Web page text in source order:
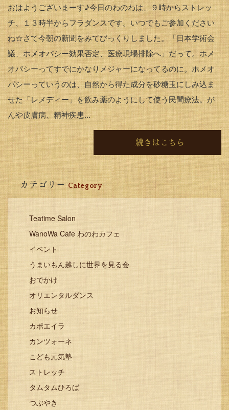
おはようございまーす♪今日のわのわは、９時からストレッ
チ、１３時半からフラダンスです。いつでもご参加ください
ね☆さて今朝の新聞をみてびっくりしました。「日本学術会
議、ホメオパシー効果否定、医療現場排除へ」だって。ホメ
オパシーってすでにかなりメジャーになってるのに。ホメオ
パシーっていうのは、自然から得た成分を砂糖玉にしみ込ま
せた「レメディー」を飲み薬のようにして使う民間療法。が
んや皮膚病、精神疾患...
続きはこちら
カテゴリー Category
Teatime Salon
WanoWa Cafe わのわカフェ
イベント
うまいもん越しに世界を見る会
おでかけ
オリエンタルダンス
お知らせ
カポエイラ
カンツォーネ
こども元気塾
ストレッチ
タムタムひろば
つぶやき